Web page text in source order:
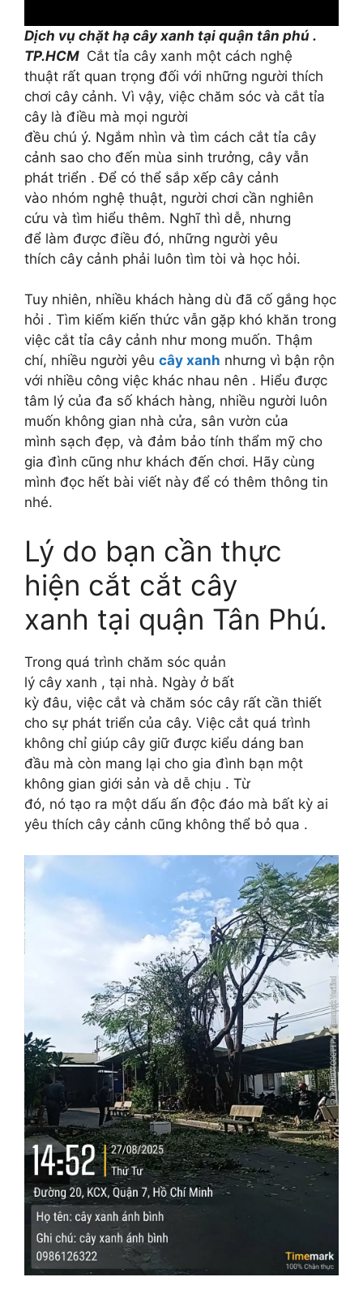
Dịch vụ chặt hạ cây xanh tại quận tân phú .
TP.HCM Cắt tỉa cây xanh một cách nghệ
thuật rất quan trọng đối với những người thích
chơi cây cảnh. Vì vậy, việc chăm sóc và cắt tỉa
cây là điều mà mọi người
đều chú ý. Ngắm nhìn và tìm cách cắt tỉa cây
cảnh sao cho đến mùa sinh trưởng, cây vẫn
phát triển . Để có thể sắp xếp cây cảnh
vào nhóm nghệ thuật, người chơi cần nghiên
cứu và tìm hiểu thêm. Nghĩ thì dễ, nhưng
để làm được điều đó, những người yêu
thích cây cảnh phải luôn tìm tòi và học hỏi.
Tuy nhiên, nhiều khách hàng dù đã cố gắng học
hỏi . Tìm kiếm kiến thức vẫn gặp khó khăn trong
việc cắt tỉa cây cảnh như mong muốn. Thậm
chí, nhiều người yêu cây xanh nhưng vì bận rộn
với nhiều công việc khác nhau nên . Hiểu được
tâm lý của đa số khách hàng, nhiều người luôn
muốn không gian nhà cửa, sân vườn của
mình sạch đẹp, và đảm bảo tính thẩm mỹ cho
gia đình cũng như khách đến chơi. Hãy cùng
mình đọc hết bài viết này để có thêm thông tin
nhé.
Lý do bạn cần thực
hiện cắt cắt cây
xanh tại quận Tân Phú.
Trong quá trình chăm sóc quản
lý cây xanh , tại nhà. Ngày ở bất
kỳ đâu, việc cắt và chăm sóc cây rất cần thiết
cho sự phát triển của cây. Việc cắt quá trình
không chỉ giúp cây giữ được kiểu dáng ban
đầu mà còn mang lại cho gia đình bạn một
không gian giới sản và dễ chịu . Từ
đó, nó tạo ra một dấu ấn độc đáo mà bất kỳ ai
yêu thích cây cảnh cũng không thể bỏ qua .